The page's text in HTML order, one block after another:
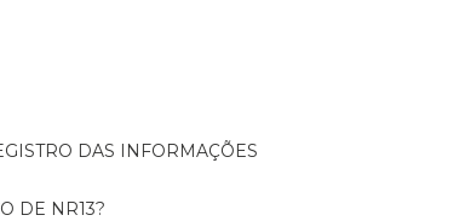
DAS INFORMAÇÕES
DE NR13?